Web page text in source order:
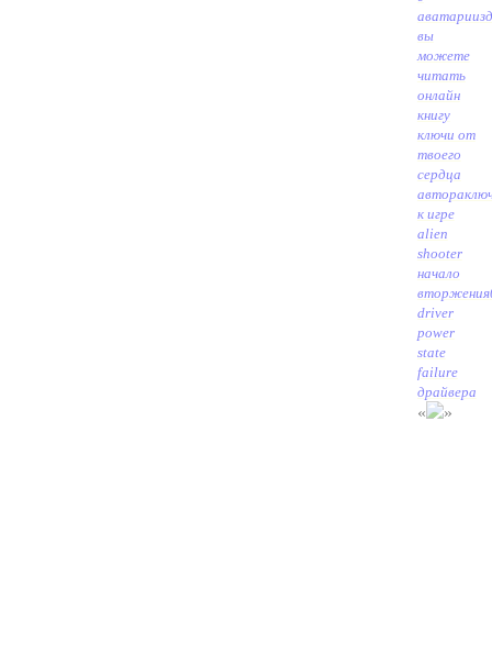
аватарии
вы
можете
читать
онлайн
книгу
ключи от
твоего
сердца
автора
к игре
alien
shooter
начало
вторжения
driver
power
state
failure
драйвера